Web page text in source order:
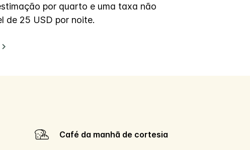
por quarto e uma taxa não
de 25 USD por noite.
Café da manhã de cortesia